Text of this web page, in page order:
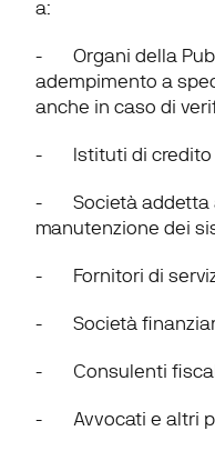
a:
-       Organi della
adempimento a
anche in caso di
-       Istituti di
-       Società
manutenzione dei
-       Fornitori di
-       Società
-       Consulenti
-       Avvocati e